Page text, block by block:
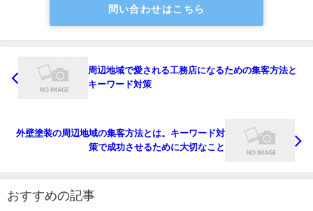
問い合わせはこちら
周辺地域で愛される工務店になるための集客方法と
キーワード対策
外壁塗装の周辺地域の集客方法とは。キーワード対
策で成功させるために大切なこと
おすすめの記事